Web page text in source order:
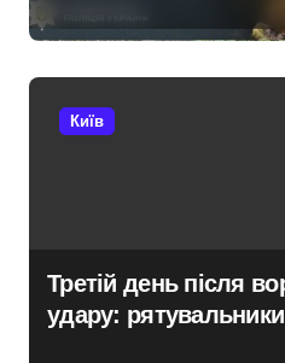
під час ремонту зони
«Вербне»
Київ
Третій день після
удару: рятувальники